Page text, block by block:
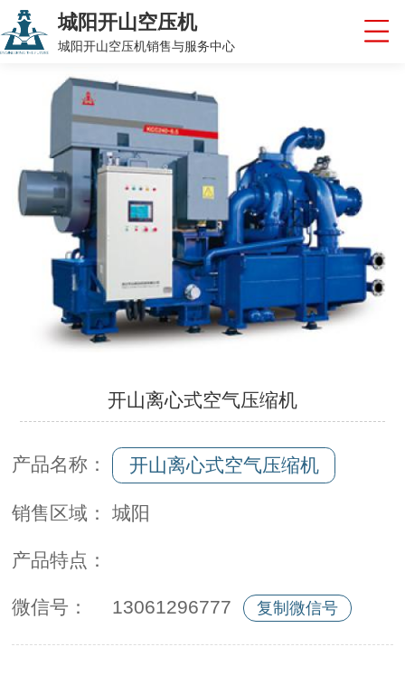
城阳开山空压机
城阳开山空压机销售与服务中心
开山离心式空气压缩机
产品名称： 开山离心式空气压缩机
销售区域： 城阳
产品特点：
微信号： 13061296777 复制微信号